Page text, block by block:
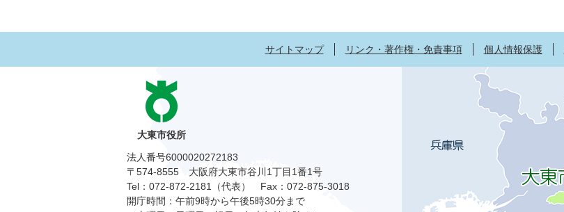
サイトマップ リンク・著作権・免責事項 個人情報保護
大東市役所
法人番号6000020272183
〒574-8555 大阪府大東市谷川1丁目1番1号
Tel：072-872-2181（代表）
Fax：072-875-3018
開庁時間：午前9時から午後5時30分まで